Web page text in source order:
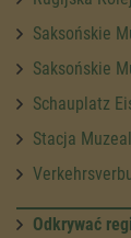
Saksońskie
Saksońskie
Schauplatz
Stacja
Odkrywać